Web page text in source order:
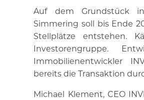
Auf dem Grundstück
Simmering soll bis Ende
Stellplätze entstehen.
Investorengruppe.
Immobilienentwickler
bereits die Transaktion
Michael Klement, CEO